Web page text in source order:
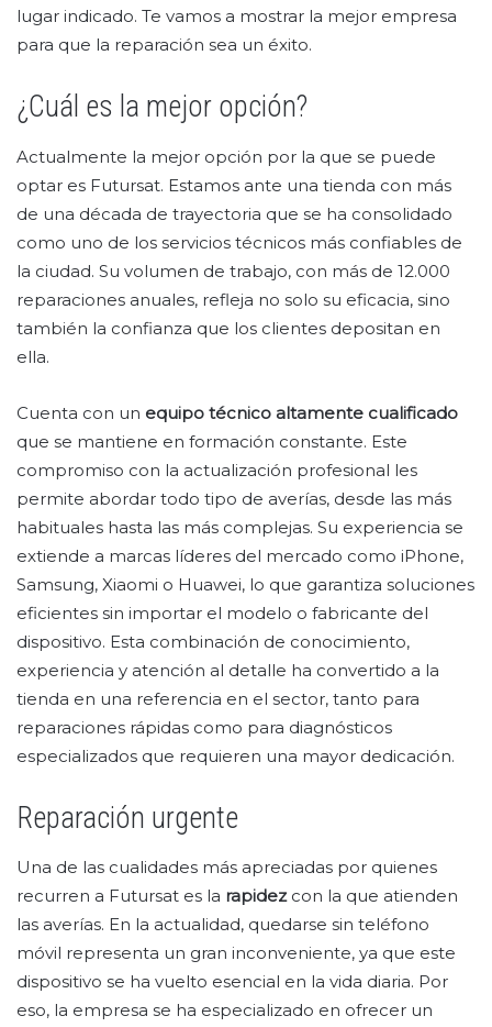
lugar indicado. Te vamos a mostrar la mejor empresa
para que la reparación sea un éxito.
¿Cuál es la mejor opción?
Actualmente la mejor opción por la que se puede
optar es Futursat. Estamos ante una tienda con más
de una década de trayectoria que se ha consolidado
como uno de los servicios técnicos más confiables de
la ciudad. Su volumen de trabajo, con más de 12.000
reparaciones anuales, refleja no solo su eficacia, sino
también la confianza que los clientes depositan en
ella.
Cuenta con un equipo técnico altamente cualificado
que se mantiene en formación constante. Este
compromiso con la actualización profesional les
permite abordar todo tipo de averías, desde las más
habituales hasta las más complejas. Su experiencia se
extiende a marcas líderes del mercado como iPhone,
Samsung, Xiaomi o Huawei, lo que garantiza soluciones
eficientes sin importar el modelo o fabricante del
dispositivo. Esta combinación de conocimiento,
experiencia y atención al detalle ha convertido a la
tienda en una referencia en el sector, tanto para
reparaciones rápidas como para diagnósticos
especializados que requieren una mayor dedicación.
Reparación urgente
Una de las cualidades más apreciadas por quienes
recurren a Futursat es la rapidezcon la que atienden
las averías. En la actualidad, quedarse sin teléfono
móvil representa un gran inconveniente, ya que este
dispositivo se ha vuelto esencial en la vida diaria. Por
eso, la empresa se ha especializado en ofrecer un